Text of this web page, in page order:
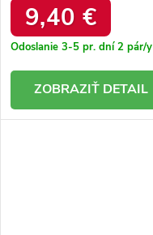
9,40 €
Odoslanie 3-5 pr. dní2 pár/y
DETAIL